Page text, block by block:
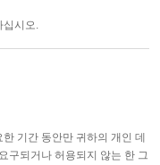
십시오.
기간 동안만 귀하의 개인 데
구되거나 허용되지 않는 한 그